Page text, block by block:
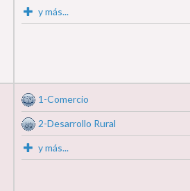
y más...
1-Comercio
2-Desarrollo Rural
y más...